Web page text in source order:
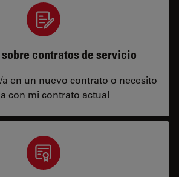
contratos de servicio
en un nuevo contrato o necesito
con mi contrato actual